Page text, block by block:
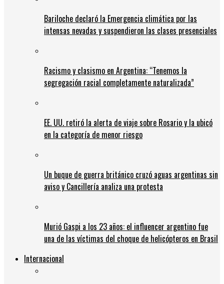
Bariloche declaró la Emergencia climática por las
intensas nevadas y suspendieron las clases presenciales
Racismo y clasismo en Argentina: “Tenemos la
segregación racial completamente naturalizada”
EE. UU. retiró la alerta de viaje sobre Rosario y la ubicó
en la categoría de menor riesgo
Un buque de guerra británico cruzó aguas argentinas sin
aviso y Cancillería analiza una protesta
Murió Gaspi a los 23 años: el influencer argentino fue
una de las víctimas del choque de helicópteros en Brasil
Internacional